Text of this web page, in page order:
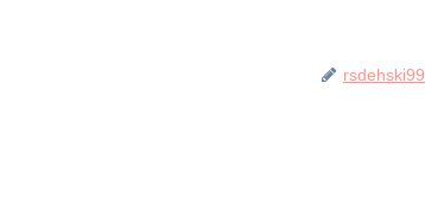
rsdehski99